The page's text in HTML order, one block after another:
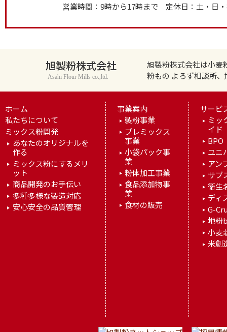
営業時間：9時から17時まで 定休日：土・日
旭製粉株式会社
Asahi Flour Mills co.,ltd.
旭製粉株式会社は小麦
粉もの よろず相談所
ホーム
私たちについて
ミックス粉開発
あなたのオリジナルを
作る
ミックス粉にするメリ
ット
商品開発のお手伝い
多種多様な製造対応
安心安全の品質管理
事業案内
製粉事業
プレミックス
事業
小袋パック事
業
粉体加工事業
食品添加物事
業
食材の販売
サービ
ミッ
イド
BPO
ユニ
アン
サブ
衛生
ディ
G-
地粉
小麦
米創